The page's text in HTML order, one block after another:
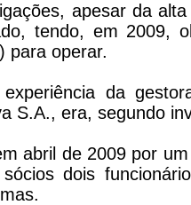
apesar da
tendo, em 2009,
para operar.
da
S.A., era, segundo
abril de 2009 por
dois